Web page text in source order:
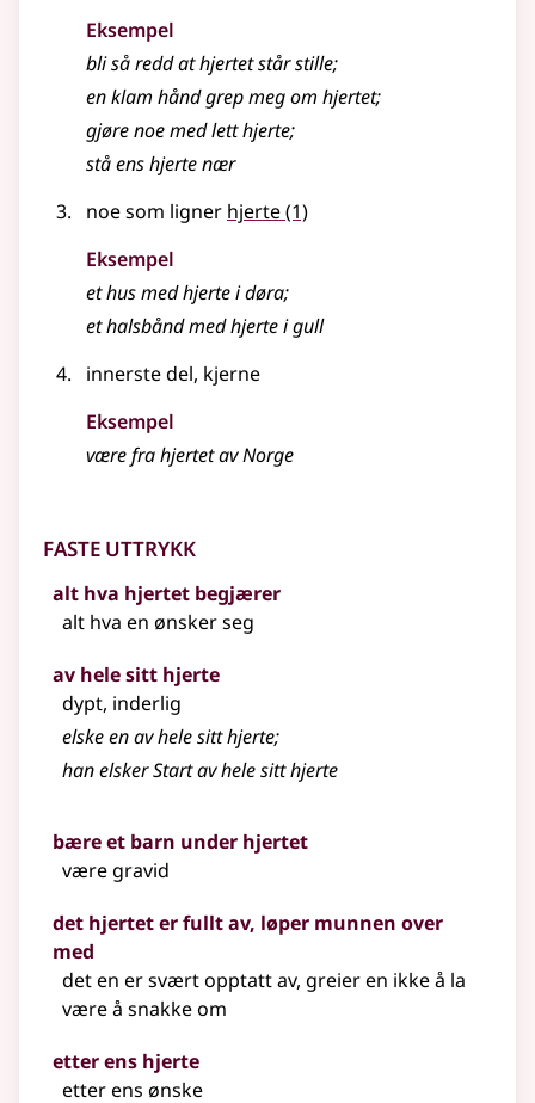
Eksempel
bli så redd athjertetstår stille;
en klam hånd grep meg om hjertet;
gjøre noe med letthjerte;
stå enshjertenær
noe som ligner hjerte(1)
Eksempel
et hus medhjertei døra;
et halsbånd medhjertei gull
innerste del, kjerne
Eksempel
være frahjertetav Norge
Faste uttrykk
alt hva hjertet begjærer
alt hva en ønsker seg
av hele sitt hjerte
dypt, inderlig
elske en av hele sitt hjerte;
han elsker Start av hele sitt hjerte
bære et barn under hjertet
være gravid
det hjertet er fullt av, løper munnen over
med
det en er svært opptatt av, greier en ikke å la
være å snakke om
etter ens hjerte
etter ens ønske